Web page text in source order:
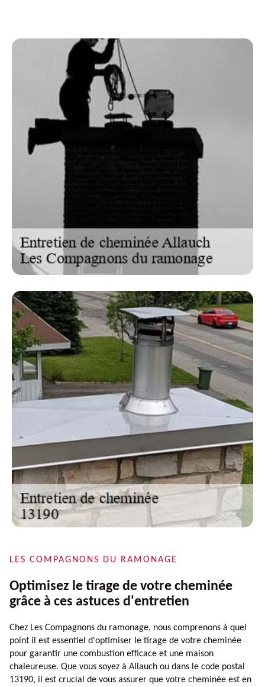
LES COMPAGNONS DU RAMONAGE
Optimisez le tirage de votre cheminée
grâce à ces astuces d'entretien
Chez Les Compagnons du ramonage, nous comprenons à quel
point il est essentiel d'optimiser le tirage de votre cheminée
pour garantir une combustion efficace et une maison
chaleureuse. Que vous soyez à Allauch ou dans le code postal
13190, il est crucial de vous assurer que votre cheminée est en